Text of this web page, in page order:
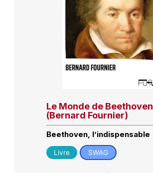
Le Monde de Beethoven
(Bernard Fournier)
Beethoven, l’indispensable
Livre SWAG